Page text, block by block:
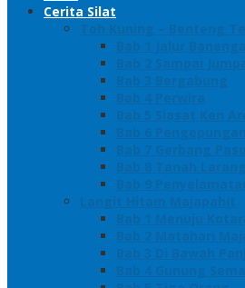
Cerita Silat
Toh Kuning – Benteng
Bab 1 Jalur
Bab 2 Sampai
Bab 3 Bergabung
Bab 4 Perwira
Bab 5 Siasat Ken
Bab 6 Pengepungan
Bab 7 Gerbang
Bab 8 Tanah
Bab 9
Langit Hitam Majapahit
Bab 1 Menuju
Bab 2 Matahari
Bab 3 Di Bawah
Bab 4 Gunung